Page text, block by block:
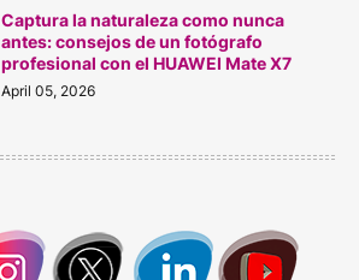
Captura la naturaleza como nunca
antes: consejos de un fotógrafo
profesional con el HUAWEI Mate X7
April 05, 2026